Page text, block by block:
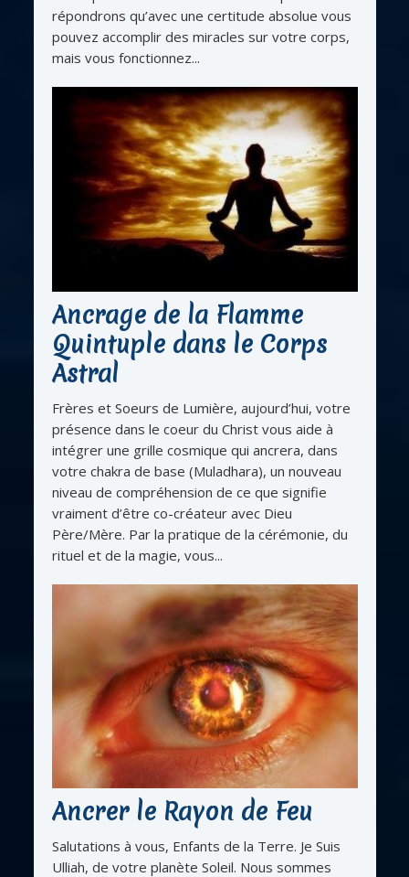
répondrons qu’avec une certitude absolue vous
pouvez accomplir des miracles sur votre corps,
mais vous fonctionnez...
Ancrage de la Flamme
Quintuple dans le Corps
Astral
Frères et Soeurs de Lumière, aujourd’hui, votre
présence dans le coeur du Christ vous aide à
intégrer une grille cosmique qui ancrera, dans
votre chakra de base (Muladhara), un nouveau
niveau de compréhension de ce que signifie
vraiment d’être co-créateur avec Dieu
Père/Mère. Par la pratique de la cérémonie, du
rituel et de la magie, vous...
Ancrer le Rayon de Feu
Salutations à vous, Enfants de la Terre. Je Suis
Ulliah, de votre planète Soleil. Nous sommes